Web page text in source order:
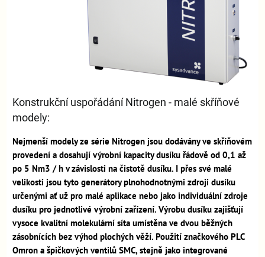
Konstrukční uspořádání Nitrogen - malé skříňové
modely:
Nejmenší modely ze série Nitrogen jsou dodávány ve skříňovém
provedení a dosahují výrobní kapacity dusíku řádově od 0,1 až
po 5 Nm3 / h v závislosti na čistotě dusíku. I přes své malé
velikosti jsou tyto generátory plnohodnotnými zdroji dusíku
určenými ať už pro malé aplikace nebo jako individuální zdroje
dusíku pro jednotlivé výrobní zařízení. Výrobu dusíku zajišťují
vysoce kvalitní molekulární síta umístěna ve dvou běžných
zásobnících bez výhod plochých věží. Použití značkového PLC
Omron a špičkových ventilů SMC, stejně jako integrované